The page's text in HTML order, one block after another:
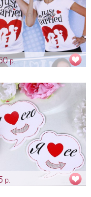
р.
р.